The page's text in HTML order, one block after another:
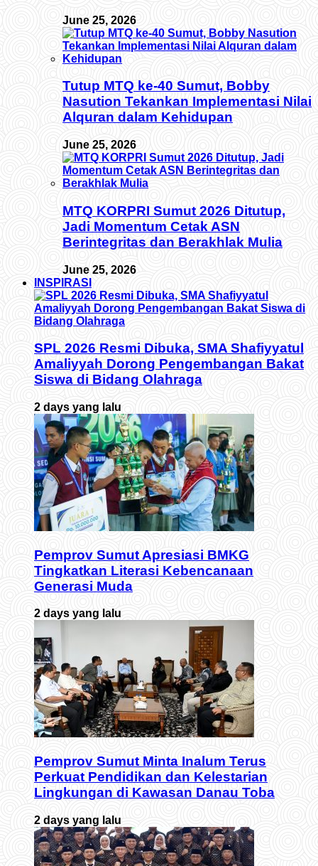
June 25, 2026
Tutup MTQ ke-40 Sumut, Bobby
Nasution Tekankan Implementasi Nilai
Alquran dalam Kehidupan
June 25, 2026
MTQ KORPRI Sumut 2026 Ditutup,
Jadi Momentum Cetak ASN
Berintegritas dan Berakhlak Mulia
June 25, 2026
INSPIRASI
SPL 2026 Resmi Dibuka, SMA Shafiyyatul
Amaliyyah Dorong Pengembangan Bakat
Siswa di Bidang Olahraga
2 days yang lalu
Pemprov Sumut Apresiasi BMKG
Tingkatkan Literasi Kebencanaan
Generasi Muda
2 days yang lalu
Pemprov Sumut Minta Inalum Terus
Perkuat Pendidikan dan Kelestarian
Lingkungan di Kawasan Danau Toba
2 days yang lalu